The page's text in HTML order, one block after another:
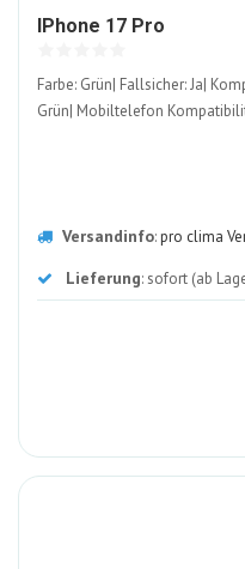
IPhone 17 Pro
Farbe: Grün| Fallsicher: Ja|
Grün| Mobiltelefon
Versandinfo:pro clima
Lieferung: sofort (ab